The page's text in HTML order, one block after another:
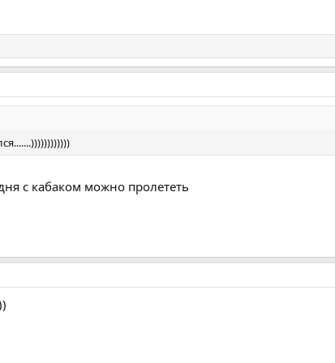
с кабаком можно пролететь